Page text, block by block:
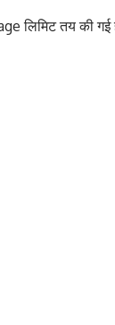
लिमिट तय की गई